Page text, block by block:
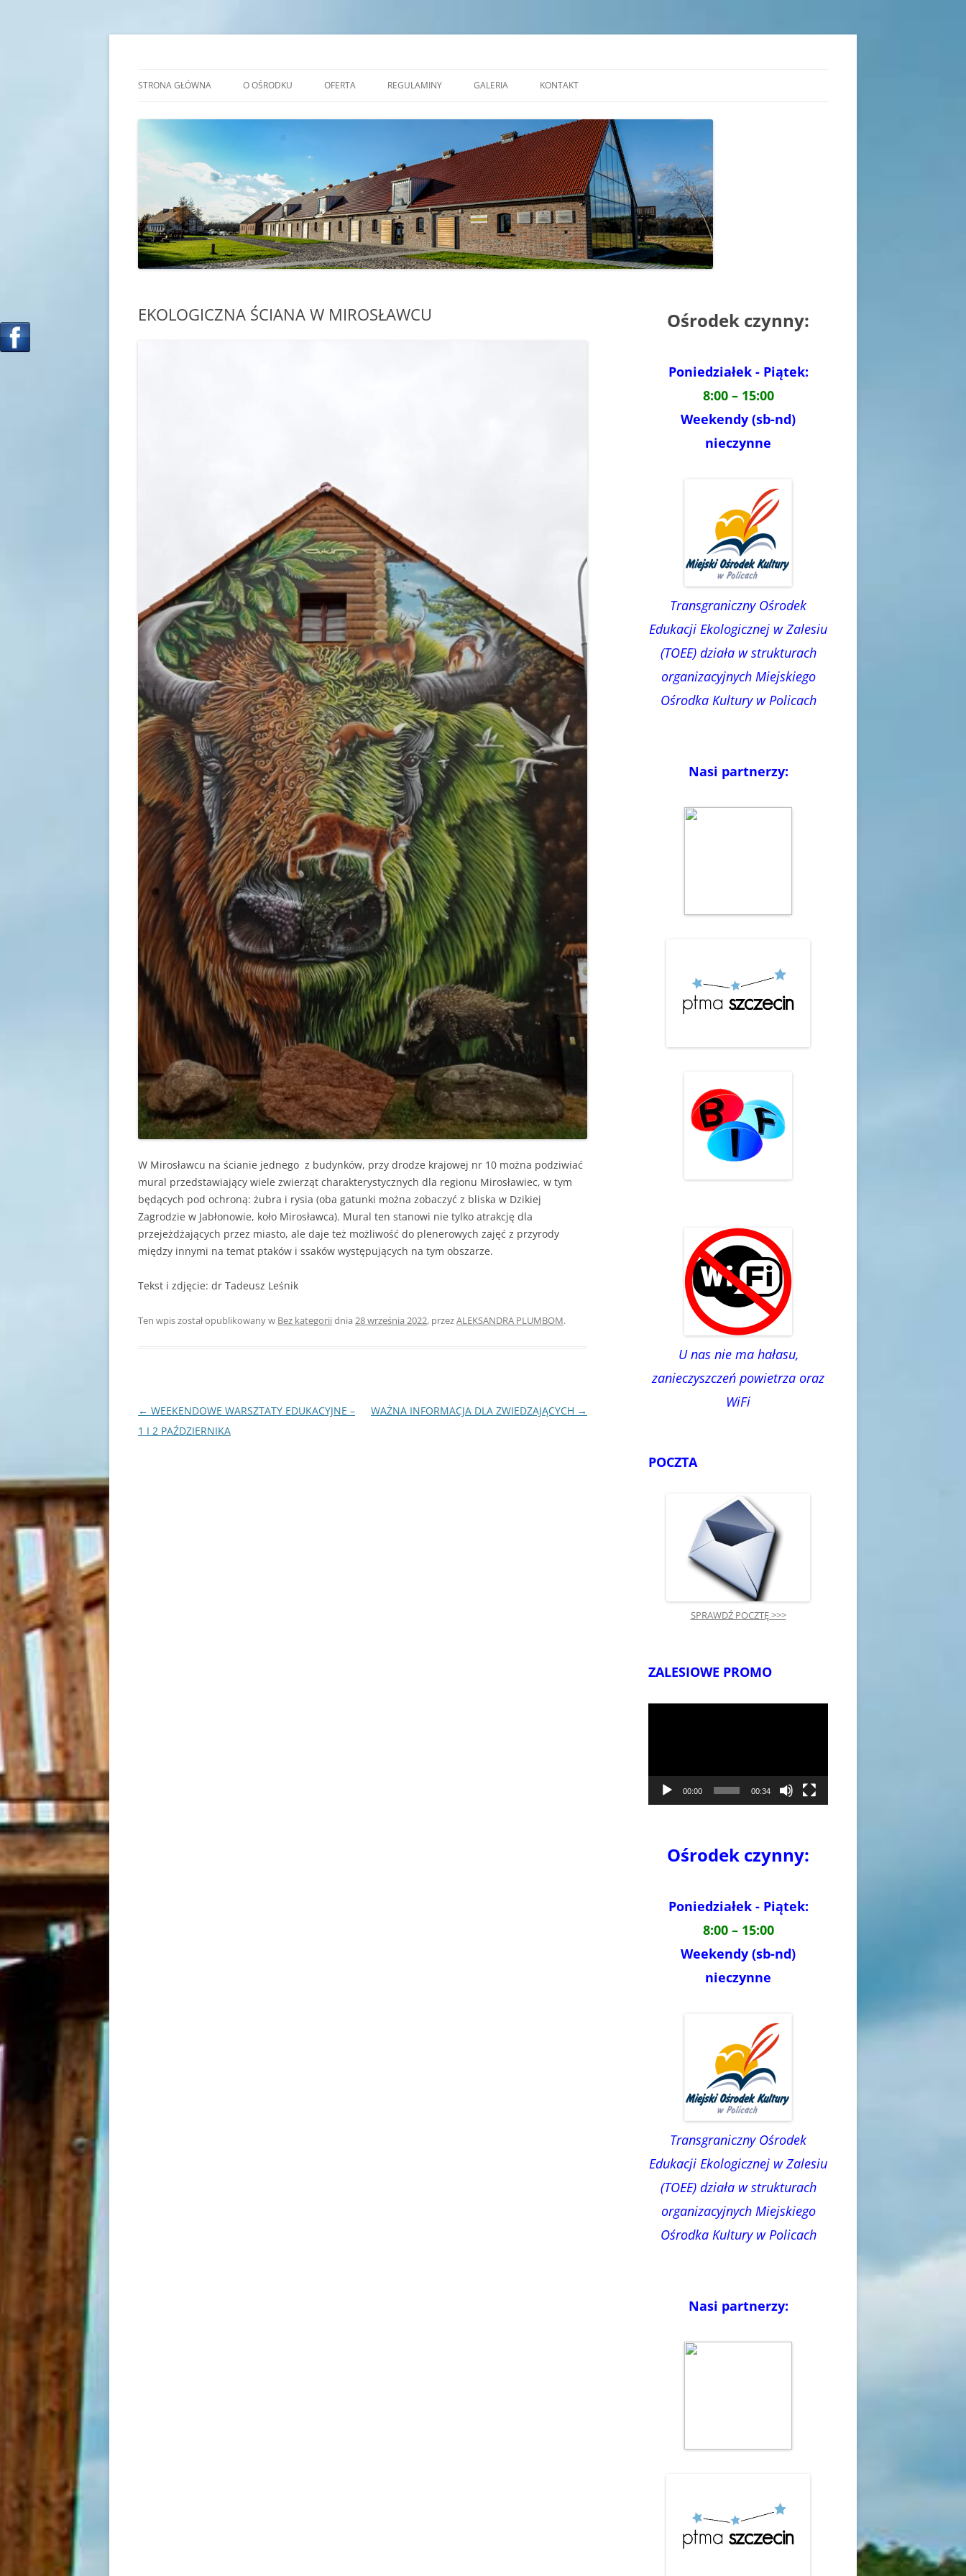
Przejdź
STRONA GŁÓWNA O OŚRODKU
KADRA
SALE EDUKACYJNE ALEJA NAUKI
SALA EKOSYSTEMÓW
SALA ZJAWISK ATMOSFERYCZNYCH
MOBILNE KINO PRZYRODNICZE
OFERTA
PRACOWNIA CERAMICZNA
REZERWAT FORMY
REGULAMINY
REGULAMIN POBYTU GRUP W
TRANSGRANICZNYM OŚRODKU
EDUKACJI EKOLOGICZNEJ W
ZALESIU
GALERIA KONTAKT
EKOLOGICZNA ŚCIANA W MIROSŁAWCU
W Mirosławcu na ścianie jednego z budynków, przy drodze krajowej nr 10 można podziwiać
mural przedstawiający wiele zwierząt charakterystycznych dla regionu Mirosławiec, w tym
będących pod ochroną: żubra i rysia (oba gatunki można zobaczyć z bliska w Dzikiej
Zagrodzie w Jabłonowie, koło Mirosławca). Mural ten stanowi nie tylko atrakcję dla
przejeżdżających przez miasto, ale daje też możliwość do plenerowych zajęć z przyrody
między innymi na temat ptaków i ssaków występujących na tym obszarze.
Tekst i zdjęcie: dr Tadeusz Leśnik
Ten wpis został opublikowany w Bez kategoriidnia 28 września 2022, przezALEKSANDRA PLUMBOM.
Nawigacja
wpisu
← WEEKENDOWE WARSZTATY EDUKACYJNE –
1 I 2 PAŹDZIERNIKA
WAŻNA INFORMACJA DLA ZWIEDZAJĄCYCH →
Ośrodek czynny:
Poniedziałek - Piątek:
8:00 – 15:00
Weekendy (sb-nd)
nieczynne
Transgraniczny Ośrodek
Edukacji Ekologicznej w Zalesiu
(TOEE) działa w strukturach
organizacyjnych Miejskiego
Ośrodka Kultury w Policach
Nasi partnerzy:
U nas nie ma hałasu,
zanieczyszczeń powietrza oraz
WiFi
POCZTA
SPRAWDŹ POCZTĘ >>>
ZALESIOWE PROMO
Odtwarzacz
00:00 00:34
Ośrodek czynny:
Poniedziałek - Piątek:
8:00 – 15:00
Weekendy (sb-nd)
nieczynne
Transgraniczny Ośrodek
Edukacji Ekologicznej w Zalesiu
(TOEE) działa w strukturach
organizacyjnych Miejskiego
Ośrodka Kultury w Policach
Nasi partnerzy: